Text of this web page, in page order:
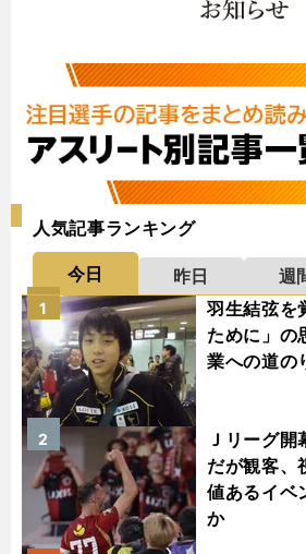
人気記事ランキング
今日 昨日 週
羽生結弦を
ために」
業への道の
1
Ｊリーグ
だが観客、
値あるイベ
か
2